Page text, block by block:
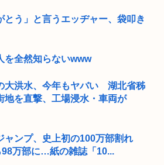
とう」と言うエッヂャー、袋叩き
を全然知らないwww
大洪水、今年もヤバい 湖北省秭
地を直撃、工場浸水・車両が
ャンプ、史上初の100万部割れ
万部に…紙の雑誌「10...